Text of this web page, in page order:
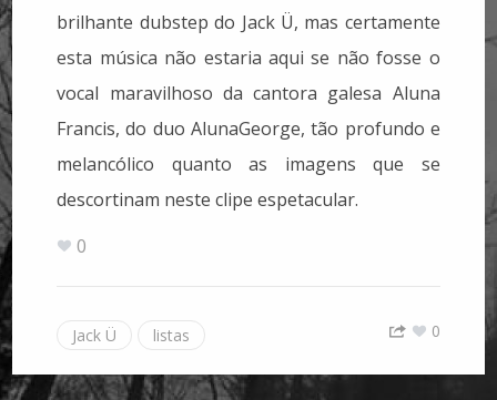
brilhante dubstep do Jack Ü, mas certamente
esta música não estaria aqui se não fosse o
vocal maravilhoso da cantora galesa Aluna
Francis, do duo AlunaGeorge, tão profundo e
melancólico quanto as imagens que se
descortinam neste clipe espetacular.
0
Jack Ü listas 0